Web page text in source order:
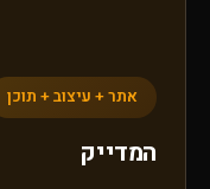
אתר + עיצוב + תוכן
המדייק